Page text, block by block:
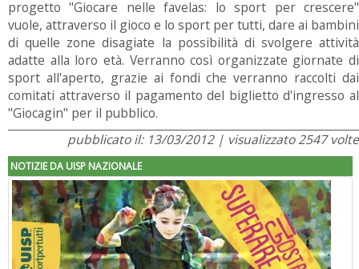
progetto "Giocare nelle favelas: lo sport per crescere"
vuole, attraverso il gioco e lo sport per tutti, dare ai bambini
di quelle zone disagiate la possibilità di svolgere attività
adatte alla loro età. Verranno così organizzate giornate di
sport all'aperto, grazie ai fondi che verranno raccolti dai
comitati attraverso il pagamento del biglietto d'ingresso al
"Giocagin" per il pubblico.
pubblicato il: 13/03/2012 | visualizzato 2547 volte
NOTIZIE DA UISP NAZIONALE